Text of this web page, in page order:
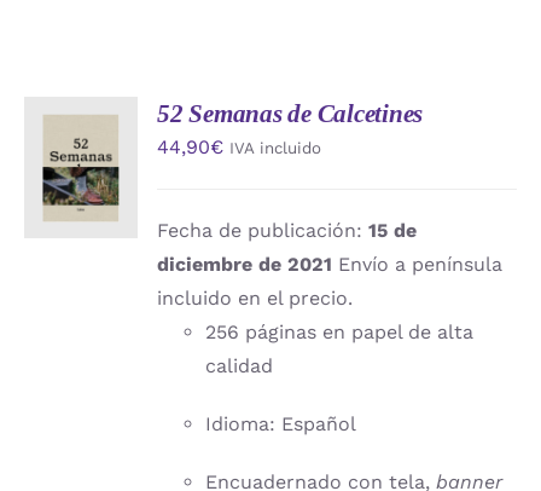
AL
CARRITO
/
DETALLES
52 Semanas de Calcetines
44,90€ IVA incluido
Fecha de publicación:15 de
diciembre de 2021 Envío a península
incluido en el precio.
256 páginas en papel de alta
calidad
Idioma: Español
Encuadernado con tela,banner